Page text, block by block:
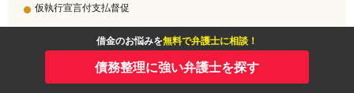
借金のお悩みを無料で弁護士に相談！
債務整理に強い弁護士を探す
仮執行宣言付支払督促
強制執行を行うには、事前に認諾文言付きの公正証書を作成してい
たり、債権名義が取れる法的手続きが必要です。また強制執行を申